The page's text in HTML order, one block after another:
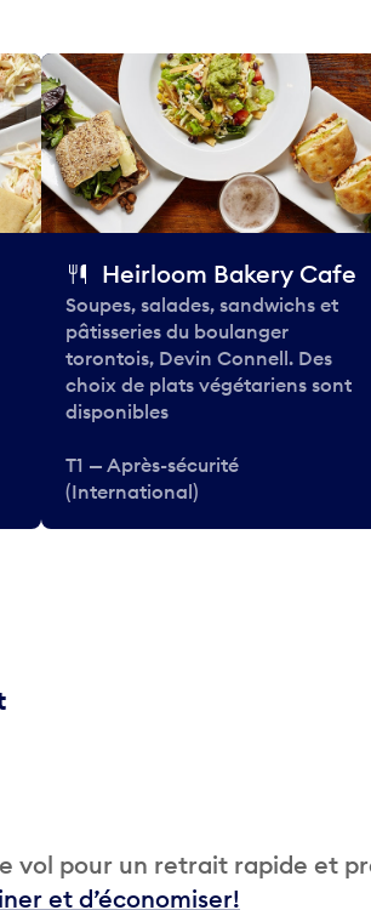
Heirloom Bakery Cafe
Soupes, salades, sandwichs et
pâtisseries du boulanger
torontois, Devin Connell. Des
choix de plats végétariens sont
disponibles
T1 — Après-sécurité
(International)
vol pour un retrait rapide et
et d’économiser!